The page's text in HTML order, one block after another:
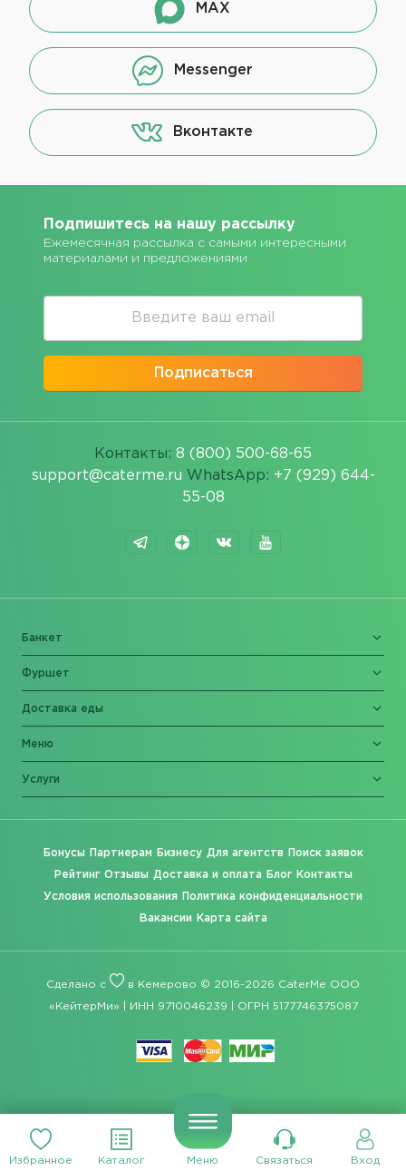
Избранное Каталог Меню Связаться Вход
MAX
Messenger
Вконтакте
Подпишитесь на нашу рассылку
Ежемесячная рассылка с самыми интересными
материалами и предложениями
Подписаться
Контакты: 8 (800) 500-68-65
support@caterme.ru WhatsApp: +7 (929) 644-
55-08
Банкет
Фуршет
Доставка еды
Меню
Услуги
Бонусы Партнерам Бизнесу Для агентств Поиск заявок
Рейтинг Отзывы Доставка и оплата Блог Контакты
Условия использования Политика конфиденциальности
Вакансии Карта сайта
Сделано с в Кемерово © 2016-2026 CaterMe ООО
«КейтерМи» | ИНН 9710046239 | ОГРН 5177746375087